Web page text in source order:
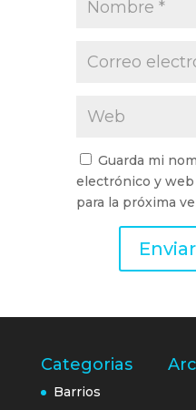
Guarda mi
electrónico y
para la próxima
Categorias
Barrios